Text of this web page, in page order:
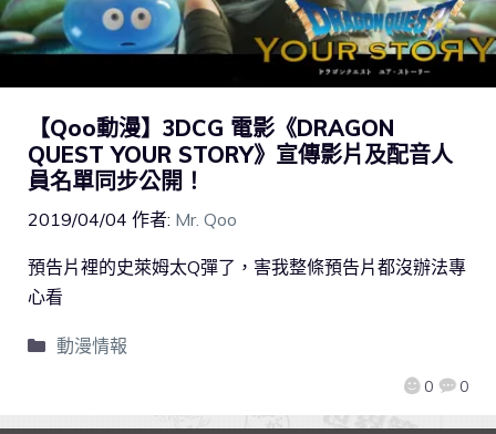
【Qoo動漫】3DCG 電影《DRAGON
QUEST YOUR STORY》宣傳影片及配音人
員名單同步公開！
2019/04/04 作者: Mr. Qoo
0 0
預告片裡的史萊姆太Q彈了，害我整條預告片都沒辦法專
心看
動漫情報